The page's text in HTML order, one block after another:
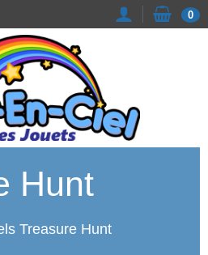
0
Hunt
Treasure Hunt